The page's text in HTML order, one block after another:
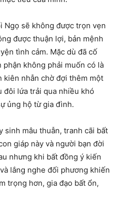
Ngọ sẽ không được trọn vẹn
được thuận lợi, bản mệnh
tình cảm. Mặc dù đã cố
không phải muốn có là
kiên nhẫn chờ đợi thêm một
đôi lứa trải qua nhiều khó
ủng hộ từ gia đình.
sinh mâu thuẫn, tranh cãi bất
giáp này và người bạn đời
nhưng khi bất đồng ý kiến
lắng nghe đối phương khiến
trọng hơn, gia đạo bất ổn,